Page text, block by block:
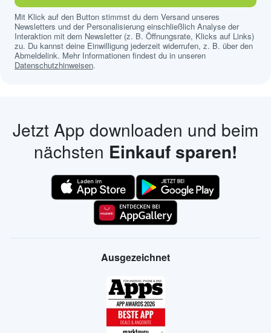
Mit Klick auf den Button stimmst du dem Versand unseres
Newsletters und der Personalisierung einschließlich Analyse der
Interaktion mit dem Newsletter (z. B. Öffnungsrate, Klicks auf Links)
zu. Du kannst deine Einwilligung jederzeit widerrufen, z. B. über den
Abmeldelink. Mehr Informationen findest du in unseren
Datenschutzhinweisen.
Jetzt App downloaden und beim
nächsten Einkauf sparen!
Ausgezeichnet